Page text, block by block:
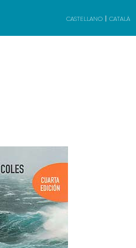
CASTELLANO CATALÀ